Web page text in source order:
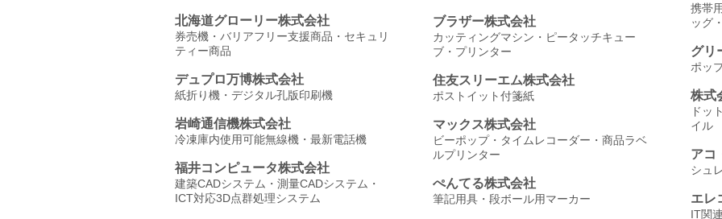
北海道グローリー株式会社
券売機・バリアフリー支援商品・セキュリ
ティー商品
デュプロ万博株式会社
紙折り機・デジタル孔版印刷機
岩崎通信機株式会社
冷凍庫内使用可能無線機・最新電話機
福井コンピュータ株式会社
建築CADシステム・測量CADシステム・
ICT対応3D点群処理システム
ブラザー株式会社
カッティングマシン・ピータッチキュー
ブ・プリンター
住友スリーエム株式会社
ポストイット付箋紙
マックス株式会社
ビーポップ・タイムレコーダー・商品ラベ
ルプリンター
ぺんてる株式会社
筆記用具・段ボール用マーカー
携帯
ッグ
グリ
ポッ
株式
ドッ
イル
アコ
シュ
エレ
IT関